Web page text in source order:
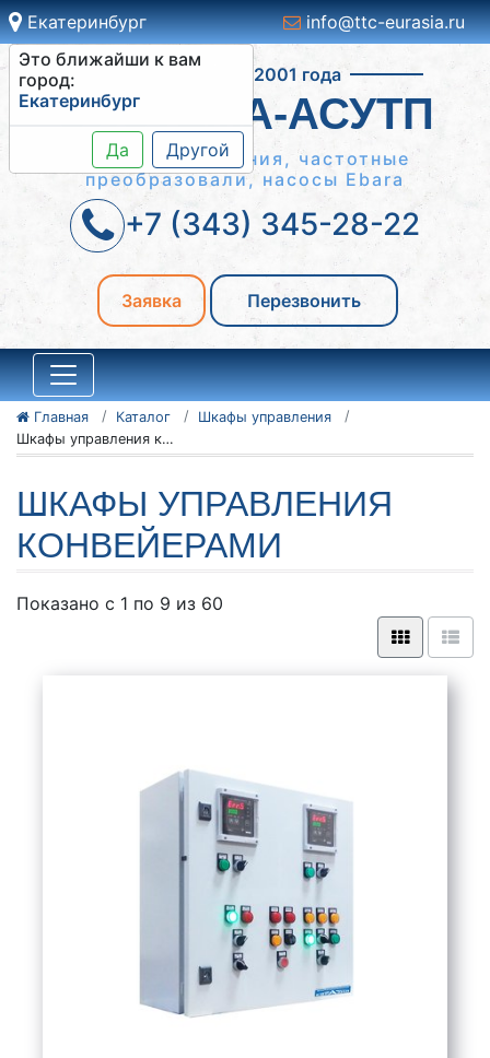
Екатеринбург
Это ближайши к вам
город:
Екатеринбург
Да Другой
info@ttc-eurasia.ru
Работаем с 2001 года
СИСТЕМА-АСУТП
Шкафы управления, частотные
преобразовали, насосы Ebara
+7 (343) 345-28-22
Заявка Перезвонить
Главная Каталог
Шкафы управления
Шкафы управления конвейерами
ШКАФЫ УПРАВЛЕНИЯ
КОНВЕЙЕРАМИ
Показано с 1 по 9 из 60